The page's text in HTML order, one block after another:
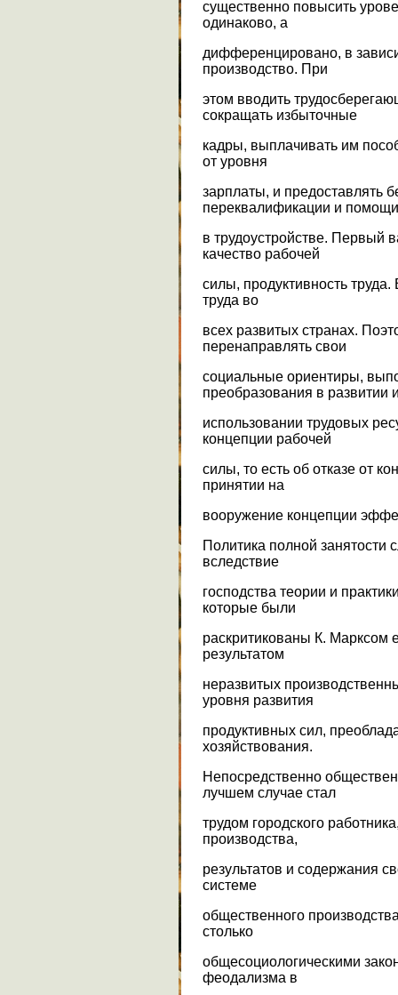
существенно повысить
одинаково, а
дифференцировано, в
производство. При
этом вводить
сокращать избыточные
кадры, выплачивать им
от уровня
зарплаты, и предоставлять
переквалификации и помощи
в трудоустройстве. Первый
качество рабочей
силы, продуктивность
труда во
всех развитых странах.
перенаправлять свои
социальные ориентиры,
преобразования в развитии
использовании трудовых
концепции рабочей
силы, то есть об отказе от
принятии на
вооружение концепции
Политика полной
вследствие
господства теории и
которые были
раскритикованы К. Марксом
результатом
неразвитых
уровня развития
продуктивных сил,
хозяйствования.
Непосредственно
лучшем случае стал
трудом городского
производства,
результатов и содержания
системе
общественного
столько
общесоциологическими
феодализма в